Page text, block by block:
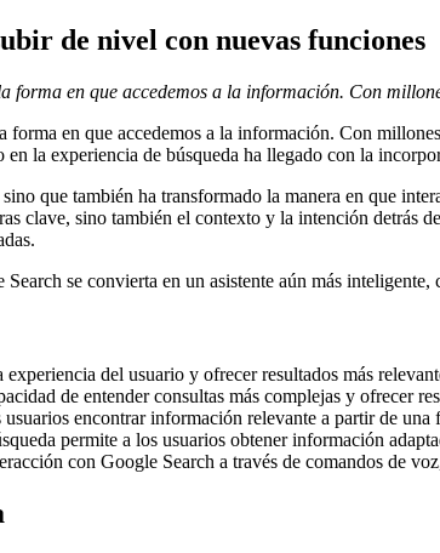
de nivel con nuevas funciones
forma en que accedemos a la información. Con
en que accedemos a la información. Con
la experiencia de búsqueda ha llegado con la
que también ha transformado la manera en que
clave, sino también el contexto y la intención detrás
se convierta en un asistente aún más
del usuario y ofrecer resultados más
de entender consultas más complejas y ofrecer
encontrar información relevante a partir de una
permite a los usuarios obtener información
con Google Search a través de comandos de